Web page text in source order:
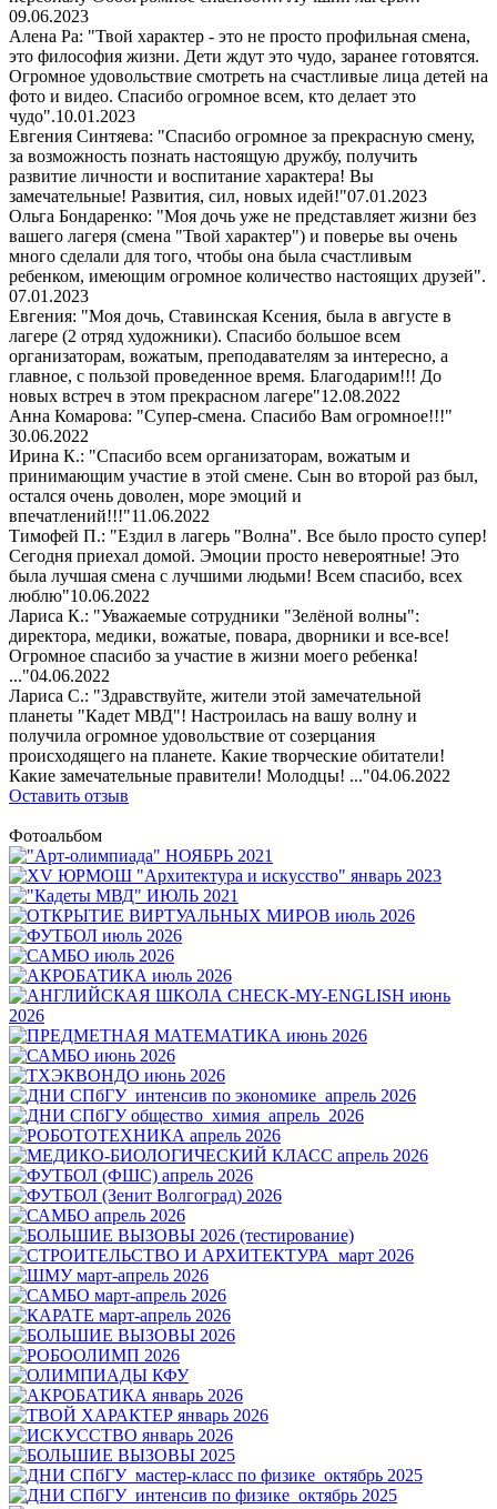
09.06.2023
Алена Ра: "Твой характер - это не просто профильная смена,
это философия жизни. Дети ждут это чудо, заранее готовятся.
Огромное удовольствие смотреть на счастливые лица детей на
фото и видео. Спасибо огромное всем, кто делает это
чудо".10.01.2023
Евгения Синтяева: "Спасибо огромное за прекрасную смену,
за возможность познать настоящую дружбу, получить
развитие личности и воспитание характера! Вы
замечательные! Развития, сил, новых идей!"07.01.2023
Ольга Бондаренко: "Моя дочь уже не представляет жизни без
вашего лагеря (смена "Твой характер") и поверье вы очень
много сделали для того, чтобы она была счастливым
ребенком, имеющим огромное количество настоящих друзей".
07.01.2023
Евгения: "Моя дочь, Ставинская Ксения, была в августе в
лагере (2 отряд художники). Спасибо большое всем
организаторам, вожатым, преподавателям за интересно, а
главное, с пользой проведенное время. Благодарим!!! До
новых встреч в этом прекрасном лагере"12.08.2022
Анна Комарова: "Супер-смена. Спасибо Вам огромное!!!"
30.06.2022
Ирина К.: "Спасибо всем организаторам, вожатым и
принимающим участие в этой смене. Сын во второй раз был,
остался очень доволен, море эмоций и
впечатлений!!!"11.06.2022
Тимофей П.: "Ездил в лагерь "Волна". Все было просто супер!
Сегодня приехал домой. Эмоции просто невероятные! Это
была лучшая смена с лучшими людьми! Всем спасибо, всех
люблю"10.06.2022
Лариса К.: "Уважаемые сотрудники "Зелёной волны":
директора, медики, вожатые, повара, дворники и все-все!
Огромное спасибо за участие в жизни моего ребенка!
..."04.06.2022
Лариса С.: "Здравствуйте, жители этой замечательной
планеты "Кадет МВД"! Настроилась на вашу волну и
получила огромное удовольствие от созерцания
происходящего на планете. Какие творческие обитатели!
Какие замечательные правители! Молодцы! ..."04.06.2022
Оставить отзыв
Фотоальбом